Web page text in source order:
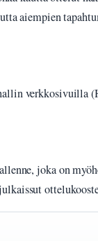
aiempien
verkkosivuilla
joka on